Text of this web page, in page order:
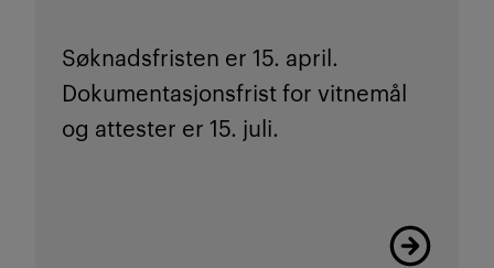
Søknadsfristen er 15. april.
Dokumentasjonsfrist for vitnemål
og attester er 15. juli.
Viktige